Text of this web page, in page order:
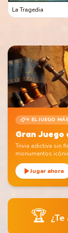
La Tragedia
⭐ EL JUEGO
Gran
Trivia adictiva sin
monumentos
Jugar ahora
🏆